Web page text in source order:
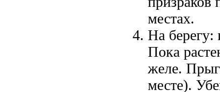
местах.
На берегу:
Пока
желе.
месте).